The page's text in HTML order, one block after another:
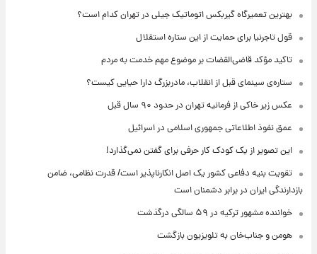
بهترین تعمیرگاه گیربکس اتوماتیک جیلی در تهران کدام است؟
قول تاجرنیا برای حمایت از این ستاره استقلال
تاکید مؤکد قاضی‌القضات بر موضوع مهم خدمت به مردم
ستاره‌ی سینمای قبل از انقلاب، مادربزرگ دارا حیایی کیست؟
عکس زیر خاکی از فرمانیه تهران در حدود ۹۰ سال قبل
عمق نفوذ اطلاعاتی جمهوری اسلامی در اسرائیل
این تصویر از یک کودک کار حرفی برای گفتن نمی‌گذارد!
تقویت بنیه دفاعی کشور یک اصل انکارناپذیر است/ قدرت نظامی، ضامن
بازدارندگی ایران در برابر دشمنان است
خواننده مشهور ترکیه در ۵۹ سالگی درگذشت
هومن و جناب‌خان به تلویزیون بازگشت